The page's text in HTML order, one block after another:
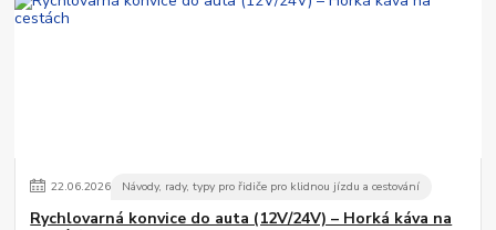
22.06.2026 Návody, rady, typy pro řidiče pro klidnou jízdu a cestování
Rychlovarná konvice do auta (12V/24V) – Horká káva na